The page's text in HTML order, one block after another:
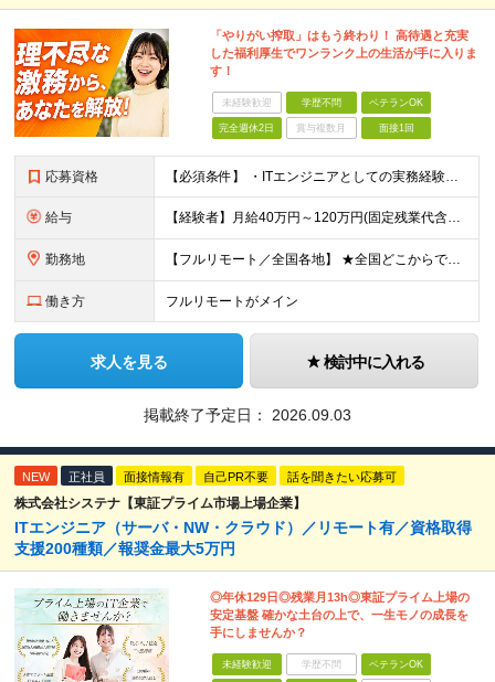
「やりがい搾取」はもう終わり！ 高待遇と充実
した福利厚生でワンランク上の生活が手に入りま
す！
未経験歓迎 学歴不問 ベテランOK
完全週休2日 賞与複数月 面接1回
応募資格 【必須条件】 ・ITエンジニアとしての実務経験が1年以上ある方 ※開発・インフラ・運用保守など分野・フェーズは不問！ ※学歴不問 【歓迎条件】 ・基本設計、詳細設計などの経験がある方 ・AWS, G
給与 【経験者】月給40万円～120万円(固定残業代含む)+各種手当 ※月給には、みなし残業手当(月30時間／5万8,000円～15万7,000円)を含みます ※上記を超える時間外労働分は追加で支給します
勤務地 【フルリモート／全国各地】 ★全国どこからでも参画可能！フルリモート案件も多数！ ※プロジェクトは100%選択制。あなたの希望を最優先します。 ※フルリモート、ハイブリッド、常駐案件から自由に選択可能
働き方 フルリモートがメイン
求人を見る 検討中に入れる
掲載終了予定日： 2026.09.03
NEW 正社員 面接情報有 自己PR不要 話を聞きたい応募可
株式会社システナ【東証プライム市場上場企業】
ITエンジニア（サーバ・NW・クラウド）／リモート有／資格取得
支援200種類／報奨金最大5万円
◎年休129日◎残業月13h◎東証プライム上場の
安定基盤 確かな土台の上で、一生モノの成長を
手にしませんか？
未経験歓迎 学歴不問 ベテランOK